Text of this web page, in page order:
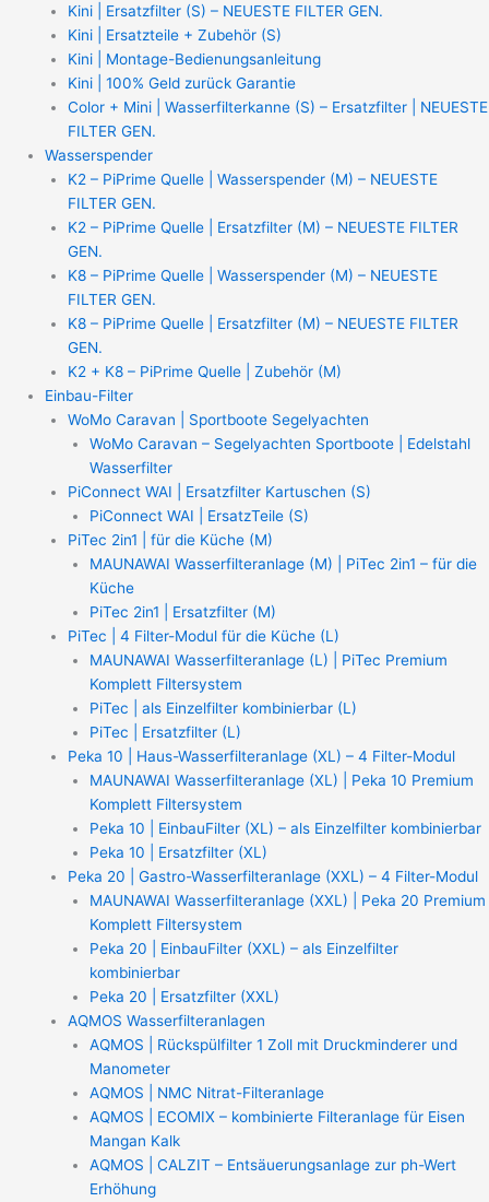
Kini | Ersatzfilter (S) – NEUESTE FILTER GEN.
Kini | Ersatzteile + Zubehör (S)
Kini | Montage-Bedienungsanleitung
Kini | 100% Geld zurück Garantie
Color + Mini | Wasserfilterkanne (S) – Ersatzfilter | NEUESTE
FILTER GEN.
Wasserspender
K2 – PiPrime Quelle | Wasserspender (M) – NEUESTE
FILTER GEN.
K2 – PiPrime Quelle | Ersatzfilter (M) – NEUESTE FILTER
GEN.
K8 – PiPrime Quelle | Wasserspender (M) – NEUESTE
FILTER GEN.
K8 – PiPrime Quelle | Ersatzfilter (M) – NEUESTE FILTER
GEN.
K2 + K8 – PiPrime Quelle | Zubehör (M)
Einbau-Filter
WoMo Caravan | Sportboote Segelyachten
WoMo Caravan – Segelyachten Sportboote | Edelstahl
Wasserfilter
PiConnect WAI | Ersatzfilter Kartuschen (S)
PiConnect WAI | ErsatzTeile (S)
PiTec 2in1 | für die Küche (M)
MAUNAWAI Wasserfilteranlage (M) | PiTec 2in1 – für die
Küche
PiTec 2in1 | Ersatzfilter (M)
PiTec | 4 Filter-Modul für die Küche (L)
MAUNAWAI Wasserfilteranlage (L) | PiTec Premium
Komplett Filtersystem
PiTec | als Einzelfilter kombinierbar (L)
PiTec | Ersatzfilter (L)
Peka 10 | Haus-Wasserfilteranlage (XL) – 4 Filter-Modul
MAUNAWAI Wasserfilteranlage (XL) | Peka 10 Premium
Komplett Filtersystem
Peka 10 | EinbauFilter (XL) – als Einzelfilter kombinierbar
Peka 10 | Ersatzfilter (XL)
Peka 20 | Gastro-Wasserfilteranlage (XXL) – 4 Filter-Modul
MAUNAWAI Wasserfilteranlage (XXL) | Peka 20 Premium
Komplett Filtersystem
Peka 20 | EinbauFilter (XXL) – als Einzelfilter
kombinierbar
Peka 20 | Ersatzfilter (XXL)
AQMOS Wasserfilteranlagen
AQMOS | Rückspülfilter 1 Zoll mit Druckminderer und
Manometer
AQMOS | NMC Nitrat-Filteranlage
AQMOS | ECOMIX – kombinierte Filteranlage für Eisen
Mangan Kalk
AQMOS | CALZIT – Entsäuerungsanlage zur ph-Wert
Erhöhung